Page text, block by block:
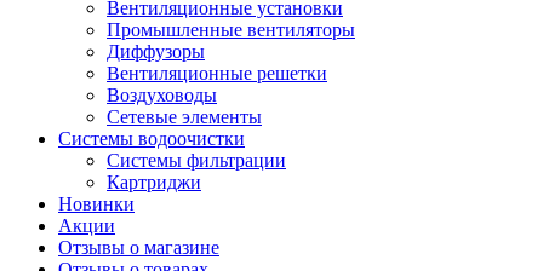
Вентиляционные установки
Промышленные вентиляторы
Диффузоры
Вентиляционные решетки
Воздуховоды
Сетевые элементы
Системы водоочистки
Системы фильтрации
Картриджи
Новинки
Акции
Отзывы о магазине